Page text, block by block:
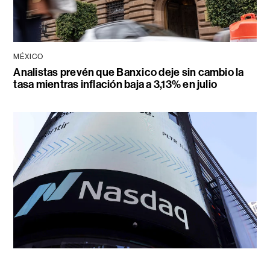
MÉXICO
Analistas prevén que Banxico deje sin cambio la
tasa mientras inflación baja a 3,13% en julio